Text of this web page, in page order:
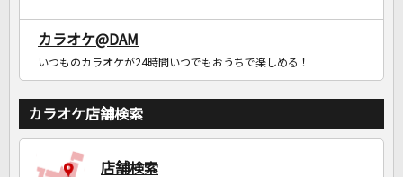
カラオケ@DAM
いつものカラオケが24時間いつでもおうちで楽しめる！
カラオケ店舗検索
店舗検索